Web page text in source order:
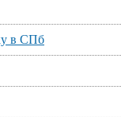
в СПб